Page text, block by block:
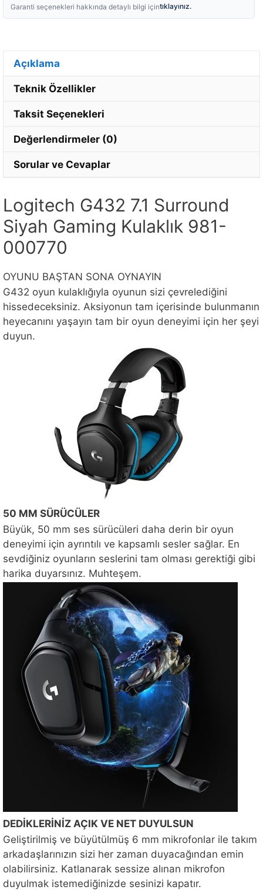
Garanti seçenekleri hakkında detaylı bilgi içintıklayınız.
Açıklama
Teknik Özellikler
Taksit Seçenekleri
Değerlendirmeler (0)
Sorular ve Cevaplar
Logitech G432 7.1 Surround
Siyah Gaming Kulaklık 981-
000770
OYUNU BAŞTAN SONA OYNAYIN
G432 oyun kulaklığıyla oyunun sizi çevrelediğini
hissedeceksiniz. Aksiyonun tam içerisinde bulunmanın
heyecanını yaşayın tam bir oyun deneyimi için her şeyi
duyun.
50 MM SÜRÜCÜLER
Büyük, 50 mm ses sürücüleri daha derin bir oyun
deneyimi için ayrıntılı ve kapsamlı sesler sağlar. En
sevdiğiniz oyunların seslerini tam olması gerektiği gibi
harika duyarsınız. Muhteşem.
DEDİKLERİNİZ AÇIK VE NET DUYULSUN
Geliştirilmiş ve büyütülmüş 6 mm mikrofonlar ile takım
arkadaşlarınızın sizi her zaman duyacağından emin
olabilirsiniz. Katlanarak sessize alınan mikrofon
duyulmak istemediğinizde sesinizi kapatır.